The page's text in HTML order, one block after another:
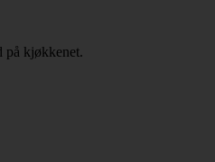
på kjøkkenet.